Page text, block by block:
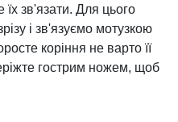
зв'язати. Для цього
і зв'язуємо мотузкою
коріння не варто її
гострим ножем, щоб